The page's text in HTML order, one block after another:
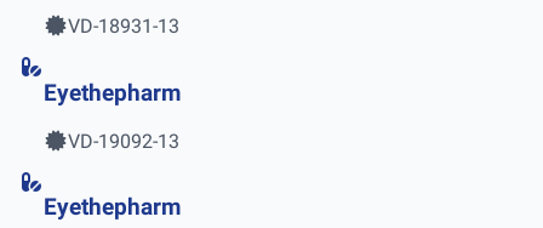
VD-18931-13
Eyethepharm
VD-19092-13
Eyethepharm